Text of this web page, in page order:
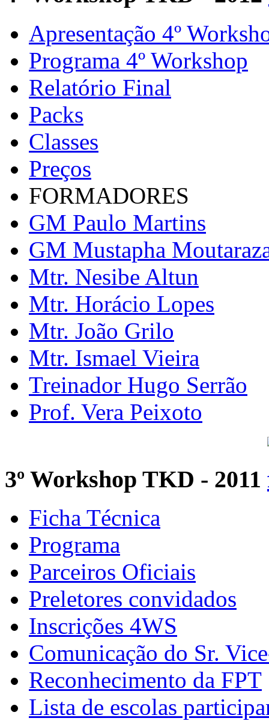
Apresentação 4º
Programa 4º Workshop
Relatório Final
Packs
Classes
Preços
FORMADORES
GM Paulo Martins
GM Mustapha
Mtr. Nesibe Altun
Mtr. Horácio Lopes
Mtr. João Grilo
Mtr. Ismael Vieira
Treinador Hugo Serrão
Prof. Vera Peixoto
3º Workshop TKD - 2011
Ficha Técnica
Programa
Parceiros Oficiais
Preletores convidados
Inscrições 4WS
Comunicação do Sr.
Reconhecimento da FPT
Lista de escolas